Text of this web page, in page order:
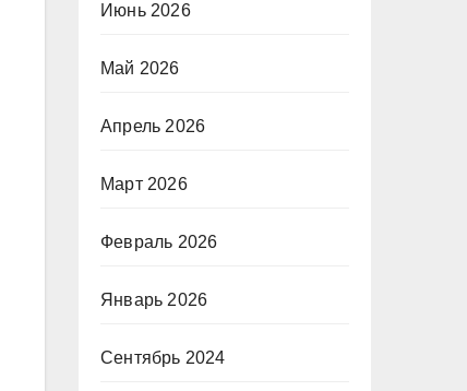
Июнь 2026
Май 2026
Апрель 2026
Март 2026
Февраль 2026
Январь 2026
Сентябрь 2024